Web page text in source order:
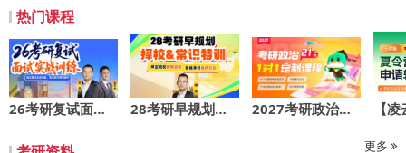
提供住宿及路费报销，仅提供免费用餐。
05 报名方式
有意向申请的同学须通过“深圳大学推免预报名/暑期学校报
名”系统进行报名，网址：
https://ehall.szu.edu.cn/geapp/sys/sdyjszsxt/login/
并按系统要求提交本人以下各项材料：
热门课程
26考研复试面试实战训练 28考研早规划：择校&常识特训 2027考研政治定制一对一21h版
更多